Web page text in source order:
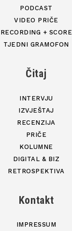
PODCAST
VIDEO PRIČE
RECORDING + SCORE
TJEDNI GRAMOFON
Čitaj
INTERVJU
IZVJEŠTAJ
RECENZIJA
PRIČE
KOLUMNE
DIGITAL & BIZ
RETROSPEKTIVA
Kontakt
IMPRESSUM